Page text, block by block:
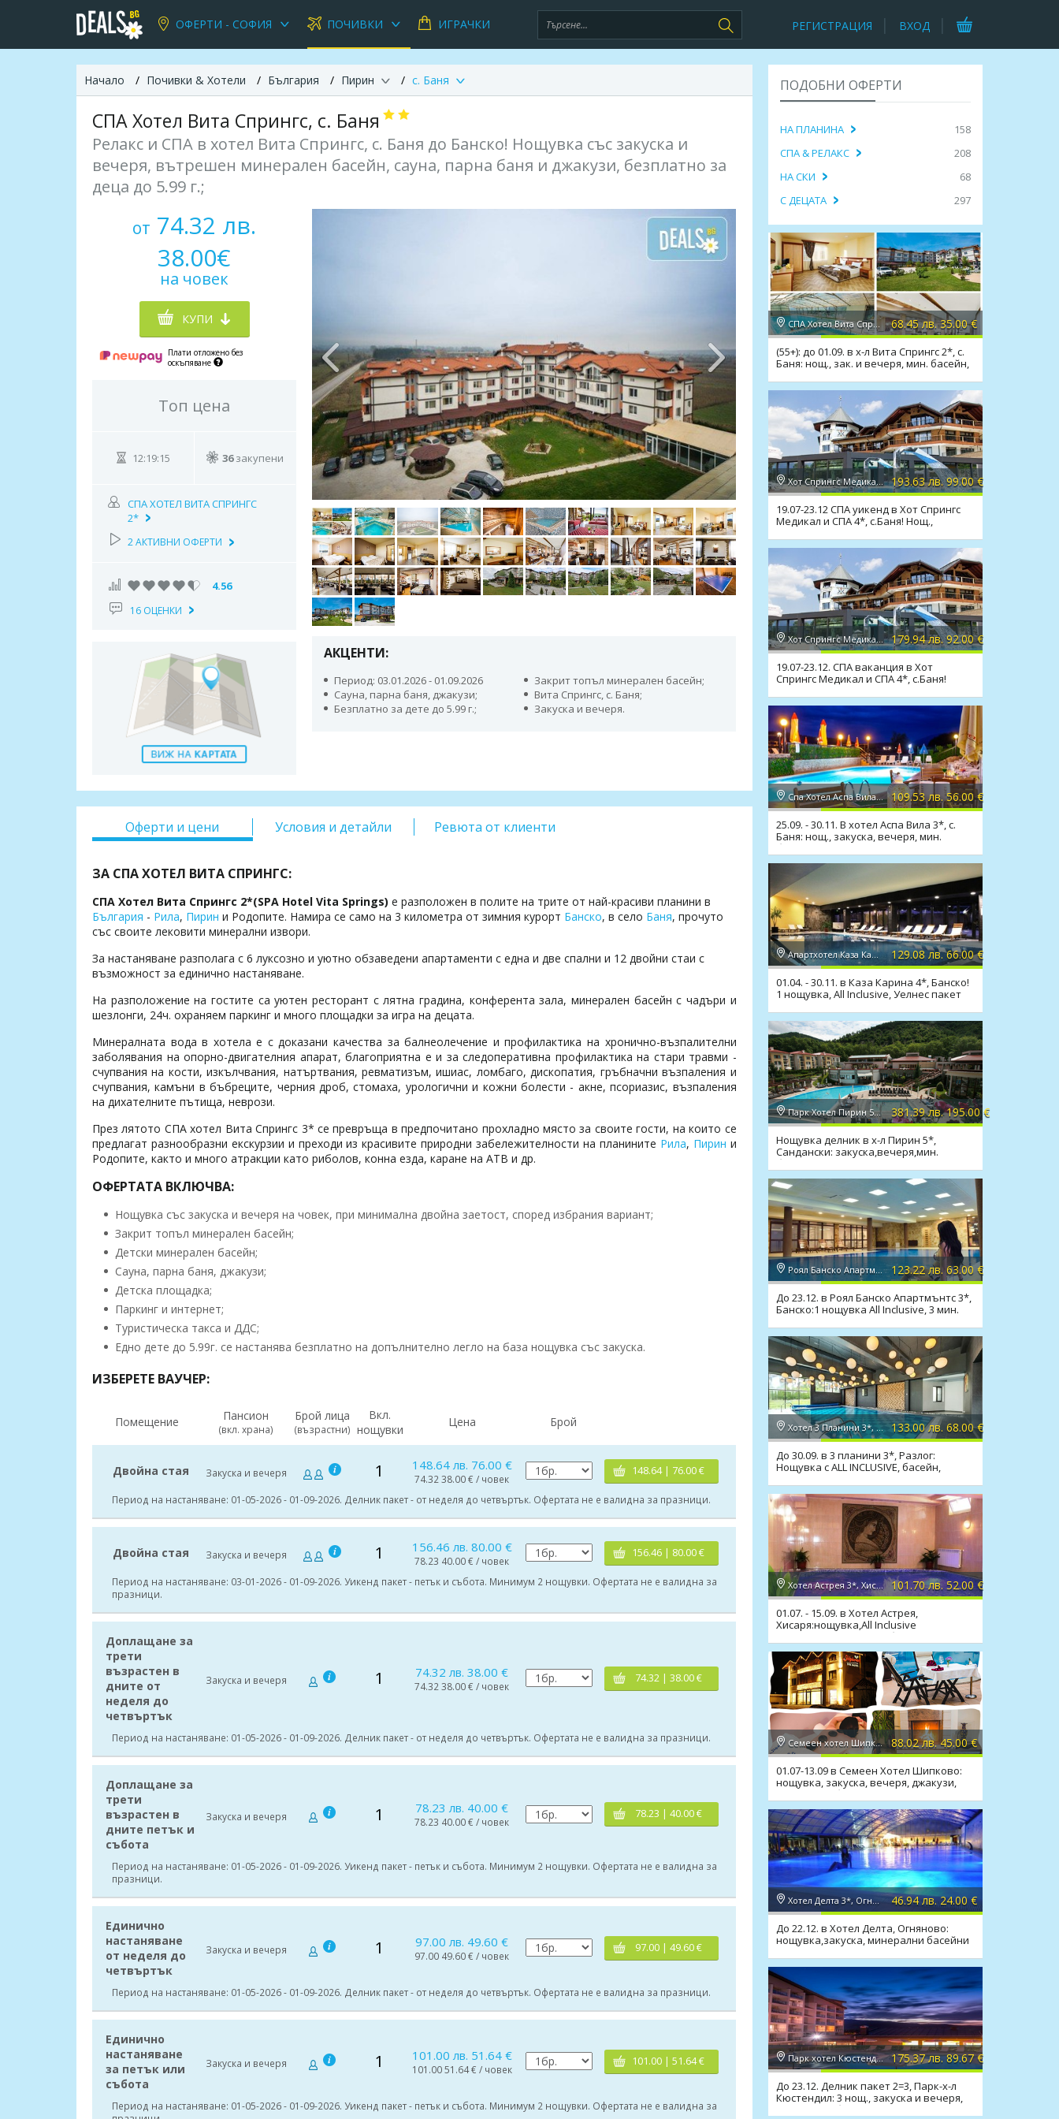
ОФЕРТИ - СОФИЯ ПОЧИВКИ ИГРАЧКИ РЕГИСТРАЦИЯ ВХОД
Начало Почивки & Хотели България Пирин с. Баня
СПА Хотел Вита Спрингс, с. Баня
Релакс и СПА в хотел Вита Спрингс, с. Баня до Банско! Нощувка със закуска и
вечеря, вътрешен минерален басейн, сауна, парна баня и джакузи, безплатно за
деца до 5.99 г.;
АКЦЕНТИ:
Период: 03.01.2026 - 01.09.2026
Закрит топъл минерален басейн;
Сауна, парна баня, джакузи;
Вита Спрингс, с. Баня;
Безплатно за дете до 5.99 г.;
Закуска и вечеря.
от 74.32 лв.
38.00€
на човек
КУПИ
Плати отложено без
оскъпяване
Топ цена
12:19:14 36закупени
СПА ХОТЕЛ ВИТА СПРИНГС
2*
2 АКТИВНИ ОФЕРТИ
4.56
16 ОЦЕНКИ
Оферти и цени Условия и детайли Ревюта от клиенти
ЗА СПА ХОТЕЛ ВИТА СПРИНГС:
СПА Хотел Вита Спрингс 2*(SPA Hotel Vita Springs) е разположен в полите на трите от най-красиви планини в
България - Рила, Пирин и Родопите. Намира се само на 3 километра от зимния курорт Банско, в село Баня, прочуто
със своите лековити минерални извори.
За настаняване разполага с 6 луксозно и уютно обзаведени апартаменти с една и две спални и 12 двойни стаи с
възможност за единично настаняване.
На разположение на гостите са уютен ресторант с лятна градина, конферента зала, минерален басейн с чадъри и
шезлонги, 24ч. охраняем паркинг и много площадки за игра на децата.
Минералната вода в хотела е с доказани качества за балнеолечение и профилактика на хронично-възпалителни
заболявания на опорно-двигателния апарат, благоприятна е и за следоперативна профилактика на стари травми -
счупвания на кости, изкълчвания, натъртвания, ревматизъм, ишиас, ломбаго, дископатия, гръбначни възпаления и
счупвания, камъни в бъбреците, черния дроб, стомаха, урологични и кожни болести - акне, псориазис, възпаления
на дихателните пътища, неврози.
През лятото СПА хотел Вита Спрингс 3* се превръща в предпочитано прохладно място за своите гости, на които се
предлагат разнообразни екскурзии и преходи из красивите природни забележителности на планините Рила, Пирин и
Родопите, както и много атракции като риболов, конна езда, каране на АТВ и др.
ОФЕРТАТА ВКЛЮЧВА:
Нощувка със закуска и вечеря на човек, при минимална двойна заетост, според избрания вариант;
Закрит топъл минерален басейн;
Детски минерален басейн;
Сауна, парна баня, джакузи;
Детска площадка;
Паркинг и интернет;
Туристическа такса и ДДС;
Едно дете до 5.99г. се настанява безплатно на допълнително легло на база нощувка със закуска.
ИЗБЕРЕТЕ ВАУЧЕР:
Помещение Пансион
(вкл. храна)
Брой лица
(възрастни)
Вкл.
нощувки
Цена Брой
Двойна стая Закуска и вечеря 1 148.64 лв. 76.00 €
74.32 38.00 € / човек
148.64 | 76.00 €
Период на настаняване: 01-05-2026 - 01-09-2026. Делник пакет - от неделя до четвъртък. Офертата не е валидна за празници.
Двойна стая Закуска и вечеря 1 156.46 лв. 80.00 €
78.23 40.00 € / човек
156.46 | 80.00 €
Период на настаняване: 03-01-2026 - 01-09-2026. Уикенд пакет - петък и събота. Минимум 2 нощувки. Офертата не е валидна за
празници.
Доплащане за
трети
възрастен в
дните от
неделя до
четвъртък
Закуска и вечеря 1 74.32 лв. 38.00 €
74.32 38.00 € / човек
74.32 | 38.00 €
Период на настаняване: 01-05-2026 - 01-09-2026. Делник пакет - от неделя до четвъртък. Офертата не е валидна за празници.
Доплащане за
трети
възрастен в
дните петък и
събота
Закуска и вечеря 1 78.23 лв. 40.00 €
78.23 40.00 € / човек
78.23 | 40.00 €
Период на настаняване: 01-05-2026 - 01-09-2026. Уикенд пакет - петък и събота. Минимум 2 нощувки. Офертата не е валидна за
празници.
Единично
настаняване
от неделя до
четвъртък
Закуска и вечеря 1 97.00 лв. 49.60 €
97.00 49.60 € / човек
97.00 | 49.60 €
Период на настаняване: 01-05-2026 - 01-09-2026. Делник пакет - от неделя до четвъртък. Офертата не е валидна за празници.
Единично
настаняване
за петък или
събота
Закуска и вечеря 1 101.00 лв. 51.64 €
101.00 51.64 € / човек
101.00 | 51.64 €
Период на настаняване: 01-05-2026 - 01-09-2026. Уикенд пакет - петък и събота. Минимум 2 нощувки. Офертата не е валидна за
ПОДОБНИ ОФЕРТИ
НА ПЛАНИНА
158
СПА & РЕЛАКС
208
НА СКИ
68
С ДЕЦАТА
297
СПА Хотел Вита Спрингс 2*, с. Баня 68.45 лв. 35.00 €
(55+): до 01.09. в х-л Вита Спрингс 2*, с.
Баня: нощ., зак. и вечеря, мин. басейн,
Хот Спрингс Медикал и СПА 4*, с. Баня 193.63 лв. 99.00 €
19.07-23.12 СПА уикенд в Хот Спрингс
Медикал и СПА 4*, с.Баня! Нощ.,
Хот Спрингс Медикал и СПА 4*, с. Баня 179.94 лв. 92.00 €
19.07-23.12. СПА ваканция в Хот
Спрингс Медикал и СПА 4*, с.Баня!
Спа Хотел Аспа Вила 3*, с. Баня 109.53 лв. 56.00 €
25.09. - 30.11. В хотел Аспа Вила 3*, с.
Баня: нощ., закуска, вечеря, мин.
басейн, СПА
Апартхотел Каза Карина 4*, Банско 129.08 лв. 66.00 €
01.04. - 30.11. в Каза Карина 4*, Банско!
1 нощувка, All Inclusive, Уелнес пакет
Парк Хотел Пирин 5*, Сандански 381.39 лв. 195.00 €
Нощувка делник в х-л Пирин 5*,
Сандански: закуска,вечеря,мин.
басейн,масаж,лукс
Роял Банско Апартмънтс 3*, Банско 123.22 лв. 63.00 €
До 23.12. в Роял Банско Апартмънтс 3*,
Банско:1 нощувка All Inclusive, 3 мин.
Хотел 3 Планини 3*, Банско 133.00 лв. 68.00 €
До 30.09. в 3 планини 3*, Разлог:
Нощувка с ALL INCLUSIVE, басейн,
Хотел Астрея 3*, Хисаря 101.70 лв. 52.00 €
01.07. - 15.09. в Хотел Астрея,
Хисаря:нощувка,All Inclusive
Light,релакс зона,мин. басейн
Семеен хотел Шипково 3*, с. Шипково 88.02 лв. 45.00 €
01.07-13.09 в Семеен Хотел Шипково:
нощувка, закуска, вечеря, джакузи,
сауна, мин. басейн
Хотел Делта 3*, Огняново 46.94 лв. 24.00 €
До 22.12. в Хотел Делта, Огняново:
нощувка,закуска, минерални басейни
Парк хотел Кюстендил 4*, Кюстендил 175.37 лв. 89.67 €
До 23.12. Делник пакет 2=3, Парк-х-л
Кюстендил: 3 нощ., закуска и вечеря,
минерален басейн